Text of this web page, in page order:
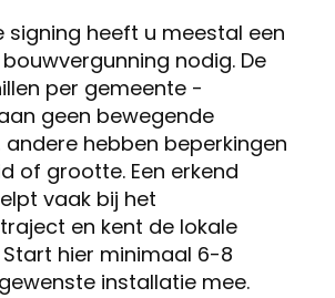
signing heeft u meestal een
nodig. De
per gemeente -
geen bewegende
andere hebben beperkingen
of grootte. Een erkend
vaak bij het
en kent de lokale
hier minimaal 6-8
installatie mee.